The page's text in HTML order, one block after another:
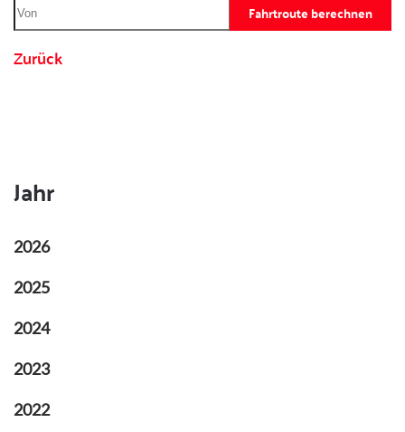
Fahrtroute berechnen
Zurück
Jahr
2026
2025
2024
2023
2022